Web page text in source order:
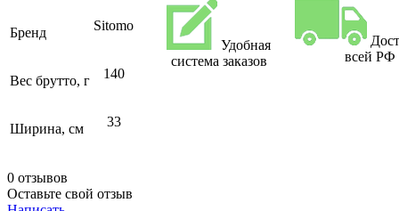
Бренд Sitomo
Вес брутто, г 140
Ширина, см 33
0 отзывов
Оставьте свой отзыв
Удобная
система заказов
всей РФ